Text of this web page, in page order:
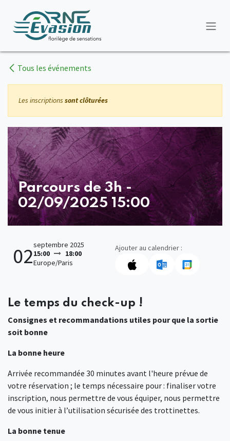
Tous les événements
Les inscriptions sont clôturées
Parcours de 3h -
02/09/2025 15:00
02septembre 2025
15:00
18:00
Europe/Paris
Ajouter au calendrier :
Le temps du check-up !
Consignes et recommandations utiles pour que la sortie
soit bonne
La bonne heure
Arrivée recommandée 30 minutes avant l'heure prévue de
votre réservation ; le temps nécessaire pour : finaliser votre
inscription, nous permettre de vous équiper, nous permettre
de vous initier à l’utilisation sécurisée des trottinettes.
La bonne tenue